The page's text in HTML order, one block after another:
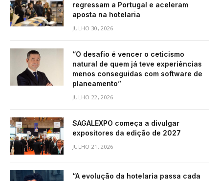
regressam a Portugal e aceleram
aposta na hotelaria
JULHO 30, 2026
“O desafio é vencer o ceticismo
natural de quem já teve experiências
menos conseguidas com software de
planeamento”
JULHO 22, 2026
SAGALEXPO começa a divulgar
expositores da edição de 2027
JULHO 21, 2026
“A evolução da hotelaria passa cada